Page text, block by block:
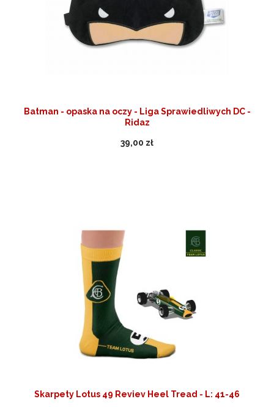
Batman - opaska na oczy - Liga Sprawiedliwych DC -
Ridaz
39,00 zł
Skarpety Lotus 49 Reviev Heel Tread - L: 41-46